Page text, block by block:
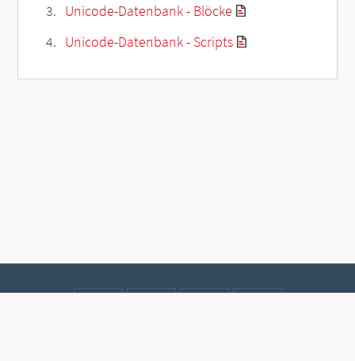
Unicode-Datenbank - Blöcke
Unicode-Datenbank - Scripts